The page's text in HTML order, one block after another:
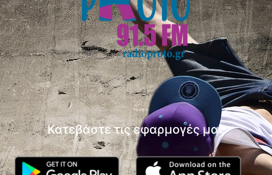
Κατεβάστε τις εφαρμογές μας